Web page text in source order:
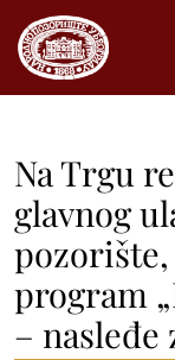
Na Trgu
glavnog
program
– nasleđe